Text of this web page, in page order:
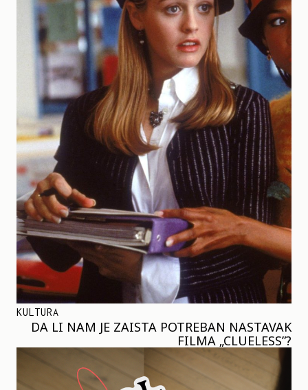
KULTURA
DA LI NAM JE ZAISTA POTREBAN NASTAVAK
FILMA „CLUELESS”?